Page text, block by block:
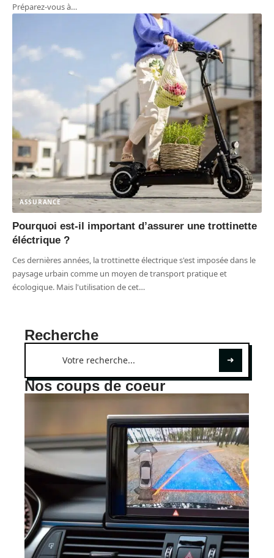
Préparez-vous à…
ASSURANCE
Pourquoi est-il important d’assurer une trottinette
éléctrique ?
Ces dernières années, la trottinette électrique s'est imposée dans le
paysage urbain comme un moyen de transport pratique et
écologique. Mais l'utilisation de cet…
Recherche
Nos coups de coeur